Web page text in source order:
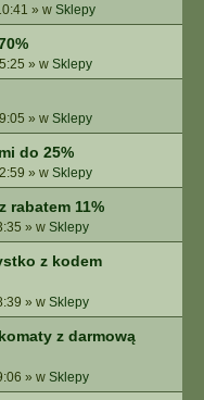
» w Sklepy
» w Sklepy
» w Sklepy
do 25%
» w Sklepy
rabatem 11%
» w Sklepy
z kodem
» w Sklepy
z darmową
» w Sklepy